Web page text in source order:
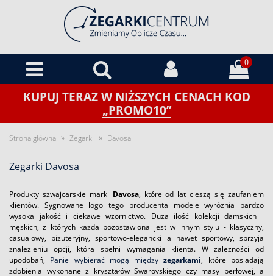
0
KUPUJ TERAZ W NIŻSZYCH CENACH KOD
„PROMO10”
Strona główna » Zegarki » Davosa
Zegarki Davosa
Produkty szwajcarskie marki Davosa, które od lat cieszą się zaufaniem
klientów. Sygnowane logo tego producenta modele wyróżnia bardzo
wysoka jakość i ciekawe wzornictwo. Duża ilość kolekcji damskich i
męskich, z których każda pozostawiona jest w innym stylu - klasyczny,
casualowy, biżuteryjny, sportowo-elegancki a nawet sportowy, sprzyja
znalezieniu opcji, która spełni wymagania klienta. W zależności od
upodobań, Panie wybierać mogą międzyzegarkami, które posiadają
zdobienia wykonane z kryształów Swarovskiego czy masy perłowej, a